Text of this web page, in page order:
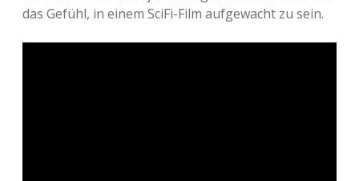
das Gefühl, in einem SciFi-Film aufgewacht zu sein.